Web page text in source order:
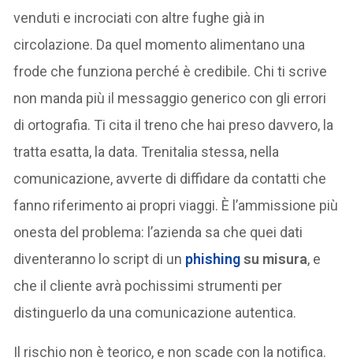
venduti e incrociati con altre fughe già in
circolazione. Da quel momento alimentano una
frode che funziona perché è credibile. Chi ti scrive
non manda più il messaggio generico con gli errori
di ortografia. Ti cita il treno che hai preso davvero, la
tratta esatta, la data. Trenitalia stessa, nella
comunicazione, avverte di diffidare da contatti che
fanno riferimento ai propri viaggi. È l’ammissione più
onesta del problema: l’azienda sa che quei dati
diventeranno lo script di un phishingsu misura, e
che il cliente avrà pochissimi strumenti per
distinguerlo da una comunicazione autentica.
Il rischio non è teorico, e non scade con la notifica.